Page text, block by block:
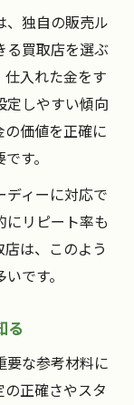
、独自の販売ル
る買取店を選ぶ
仕入れた金をす
定しやすい傾向
価値を正確に
す。
ディーに対応で
にリピート率も
は、このよう
です。
る
要な参考材料に
正確さやスタ